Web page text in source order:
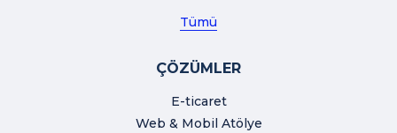
Tümü
ÇÖZÜMLER
E-ticaret
Web & Mobil Atölye